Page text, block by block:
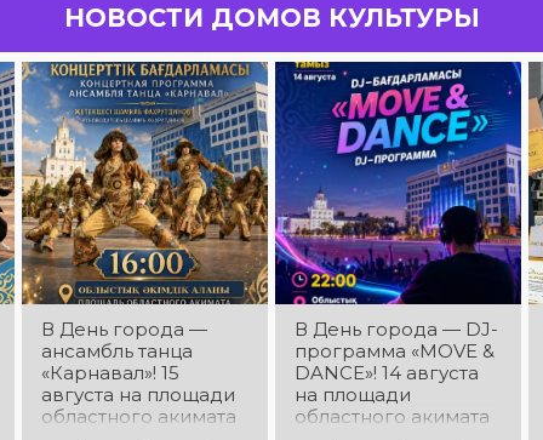
НОВОСТИ ДОМОВ КУЛЬТУРЫ
В День города —
ансамбль танца
«Карнавал»! 15
августа на площади
областного акимата
В День города — DJ-
программа «MOVE &
DANCE»! 14 августа
на площади
областного акимата